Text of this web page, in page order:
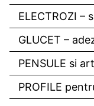
ELECTROZI –
GLUCET –
PENSULE si
PROFILE